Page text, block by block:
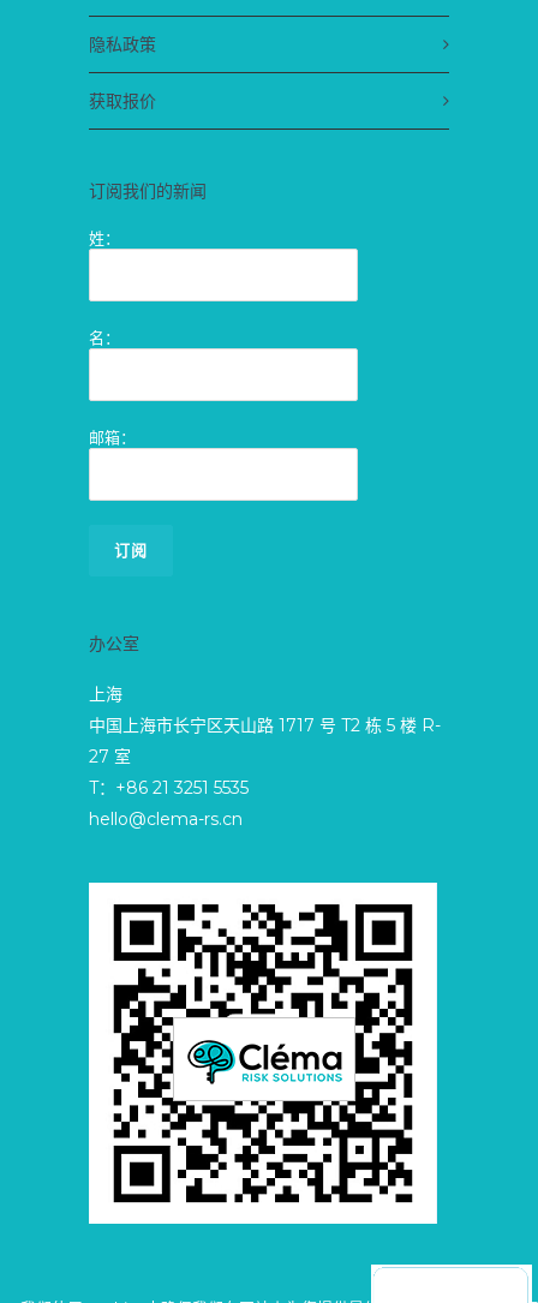
隐私政策
获取报价
订阅我们的新闻
姓：
名：
邮箱：
办公室
上海
中国上海市长宁区天山路 1717 号 T2 栋 5 楼 R-
27 室
T：+86 21 3251 5535
hello@clema-rs.cn